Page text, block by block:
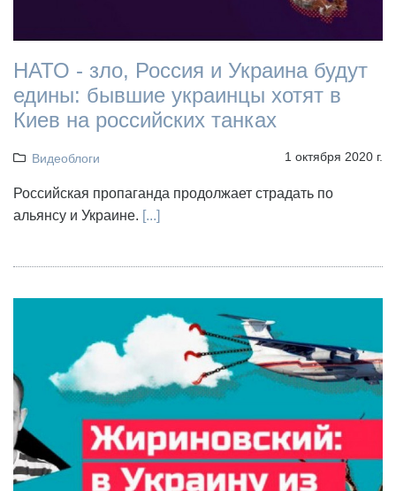
НАТО - зло, Россия и Украина будут
едины: бывшие украинцы хотят в
Киев на российских танках
Видеоблоги 1 октября 2020 г.
Российская пропаганда продолжает страдать по
альянсу и Украине. [...]